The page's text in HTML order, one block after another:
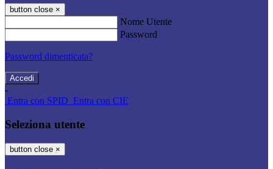
button close ×
Nome Utente
Password
Password dimenticata?
-
Entra con SPID Entra con CIE
Seleziona utente
button close ×